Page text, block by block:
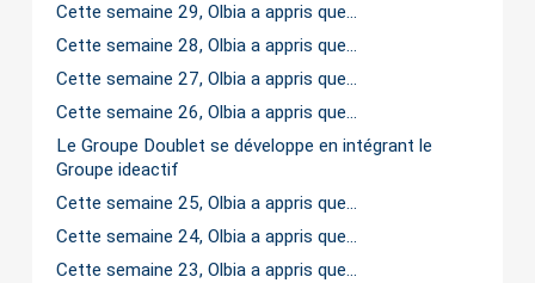
Cette semaine 29, Olbia a appris que…
Cette semaine 28, Olbia a appris que…
Cette semaine 27, Olbia a appris que…
Cette semaine 26, Olbia a appris que…
Le Groupe Doublet se développe en intégrant le
Groupe ideactif
Cette semaine 25, Olbia a appris que…
Cette semaine 24, Olbia a appris que…
Cette semaine 23, Olbia a appris que…